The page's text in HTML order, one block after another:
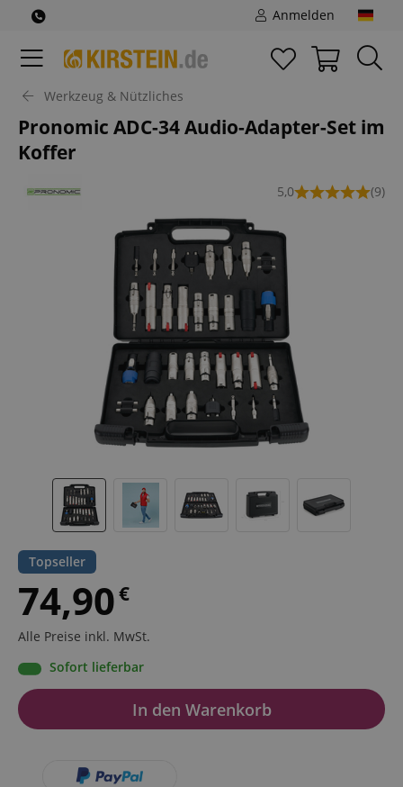
Anmelden
Werkzeug & Nützliches
Pronomic ADC-34 Audio-Adapter-Set im
Koffer
5,0 (9)
Topseller
74,90€
Alle Preise inkl. MwSt.
Sofort lieferbar
In den Warenkorb